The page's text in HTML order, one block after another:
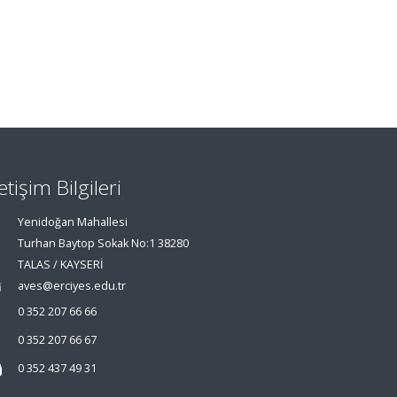
Bilgileri
Yenidoğan Mahallesi
Turhan Baytop Sokak No:1 38280
TALAS / KAYSERİ
aves@erciyes.edu.tr
0 352 207 66 66
0 352 207 66 67
0 352 437 49 31